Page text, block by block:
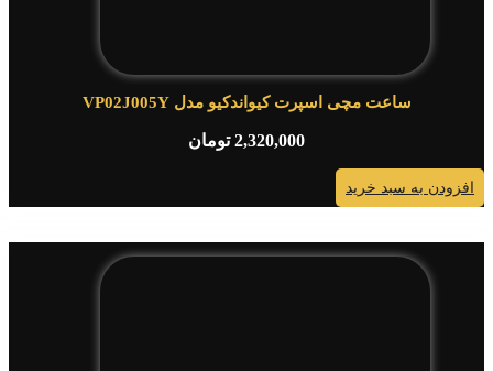
ساعت مچی اسپرت کیواندکیو مدل VP02J005Y
2,320,000 تومان
افزودن به سبد خرید